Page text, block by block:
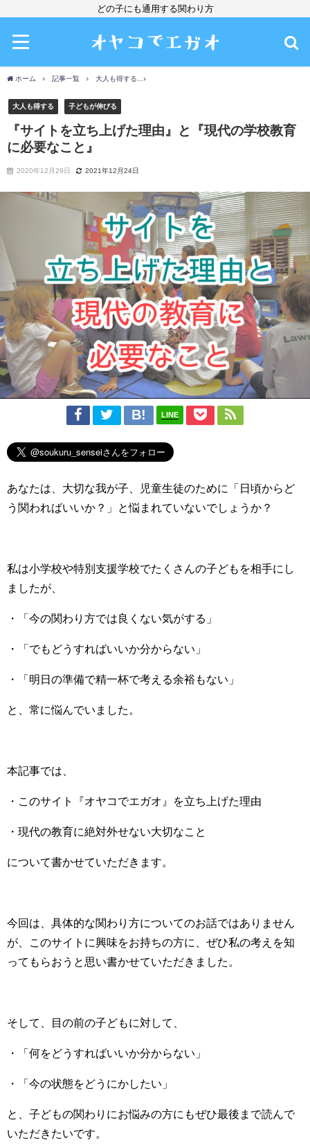
どの子にも通用する関わり方
ホーム 記事一覧 大人も得する
大人も得する 子どもが伸びる
『サイトを立ち上げた理由』と『現代の学校教育
に必要なこと』
2020年12月29日 2021年12月24日
LINE
あなたは、大切な我が子、児童生徒のために「日頃からど
う関わればいいか？」と悩まれていないでしょうか？
私は小学校や特別支援学校でたくさんの子どもを相手にし
ましたが、
・「今の関わり方では良くない気がする」
・「でもどうすればいいか分からない」
・「明日の準備で精一杯で考える余裕もない」
と、常に悩んでいました。
本記事では、
・このサイト『オヤコでエガオ』を立ち上げた理由
・現代の教育に絶対外せない大切なこと
について書かせていただきます。
今回は、具体的な関わり方についてのお話ではありません
が、このサイトに興味をお持ちの方に、ぜひ私の考えを知
ってもらおうと思い書かせていただきました。
そして、目の前の子どもに対して、
・「何をどうすればいいか分からない」
・「今の状態をどうにかしたい」
と、子どもの関わりにお悩みの方にもぜひ最後まで読んで
いただきたいです。